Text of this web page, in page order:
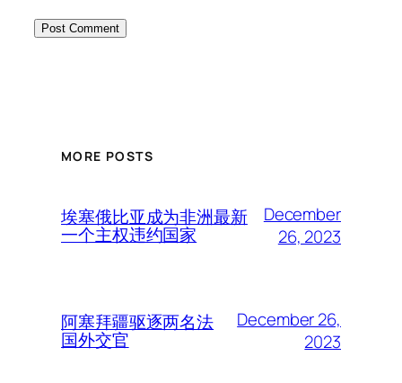
MORE POSTS
埃塞俄比亚成为非洲最新
一个主权违约国家
December
26, 2023
阿塞拜疆驱逐两名法
国外交官
December 26,
2023